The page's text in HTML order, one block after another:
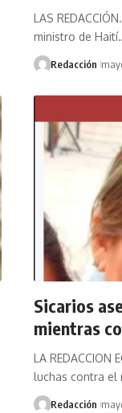
LAS
ministro de
Redacción
Sicarios
mientras
LA REDACCION
luchas contra el
Redacción